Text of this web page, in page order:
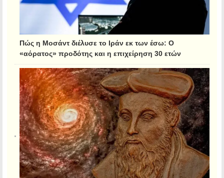
Πώς η Μοσάντ διέλυσε το Ιράν εκ των έσω: Ο
«αόρατος» προδότης και η επιχείρηση 30 ετών